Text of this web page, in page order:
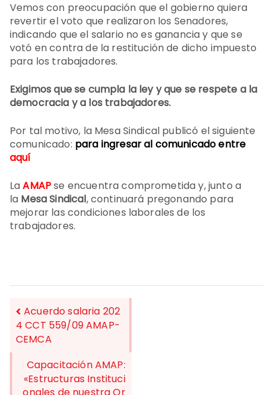
Vemos con preocupación que el gobierno quiera
revertir el voto que realizaron los Senadores,
indicando que el salario no es ganancia y que se
votó en contra de la restitución de dicho impuesto
para los trabajadores.
Exigimos que se cumpla la ley y que se respete a la
democracia y a los trabajadores.
Por tal motivo, la Mesa Sindical publicó el siguiente
comunicado: para ingresar al comunicado entre
aquí
LaAMAPse encuentra comprometida y, junto a
la Mesa Sindical, continuará pregonando para
mejorar las condiciones laborales de los
trabajadores.
NAVEGACIÓN
DE
ENTRADAS
Acuerdo salaria 202
4 CCT 559/09 AMAP-
CEMCA
Capacitación AMAP:
«Estructuras Instituci